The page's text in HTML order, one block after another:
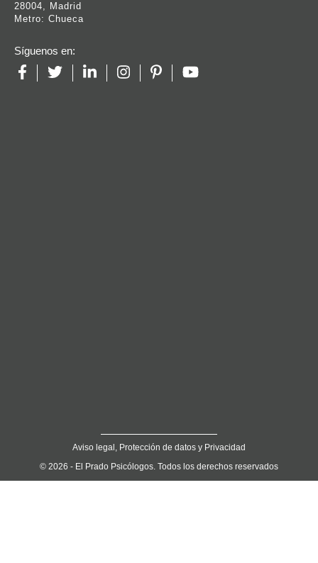
28004, Madrid
Metro: Chueca
Síguenos en:
Aviso legal, Protección de datos y Privacidad
© 2026 - El Prado Psicólogos. Todos los derechos reservados